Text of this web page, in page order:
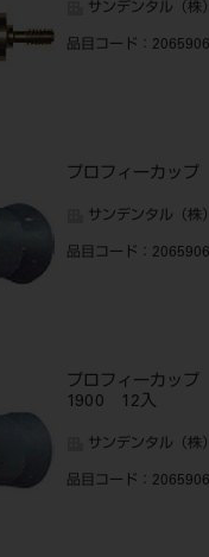
サンデンタル（株）
品目コード ：
プロフィーカ
サンデンタル（株）
品目コード ：
プロフィ
1900 12入
サンデンタル（株）
品目コード ：